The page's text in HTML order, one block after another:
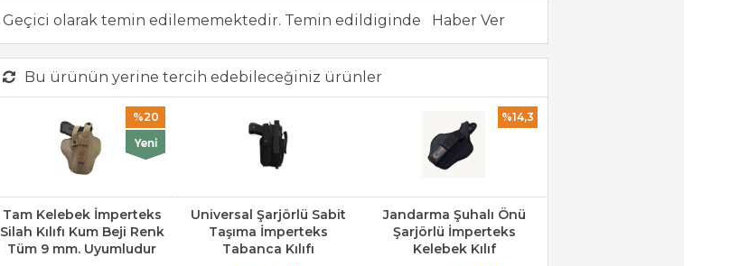
Geçici olarak temin edilememektedir. Temin edildiginde
Bu ürünün yerine tercih edebileceğiniz ürünler
%20
Tam Kelebek İmperteks
Silah Kılıfı Kum Beji Renk
Tüm 9 mm. Uyumludur
Universal Şarjörlü Sabit
Taşıma İmperteks
Tabanca Kılıfı
%14,3
Jandarma Şuhalı Önü
Şarjörlü İmperteks
Kelebek Kılıf